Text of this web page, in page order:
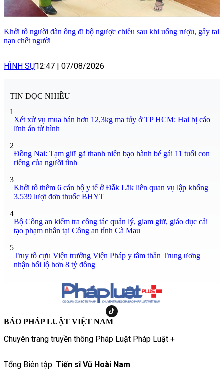
Khởi tố người đàn ông đi bộ ngược chiều sau khi uống rượu, gây tai
nạn chết người
HÌNH SỰ12:47 | 07/08/2026
TIN ĐỌC NHIỀU
1
Xét xử vụ mua bán hơn 12,3kg ma túy ở TP HCM: Hai bị cáo
lĩnh án tử hình
2
Đồng Nai: Tạm giữ gã thanh niên bạo hành bé gái 11 tuổi con
riêng của người tình
3
Khởi tố thêm 6 cán bộ y tế ở Đắk Lắk liên quan vụ lập khống
3.539 lượt đơn thuốc BHYT
4
Bộ Công an kiểm tra công tác quản lý, giam giữ, giáo dục cải
tạo phạm nhân tại Công an tỉnh Cà Mau
5
Truy tố cựu Viện trưởng Viện Pháp y tâm thần Trung ương
nhận hối lộ hơn 8 tỷ đồng
BÁO PHÁP LUẬT VIỆT NAM
Chuyên trang truyền thông Pháp Luật Pháp Luật +
Tổng Biên tập: Tiến sĩ Vũ Hoài Nam